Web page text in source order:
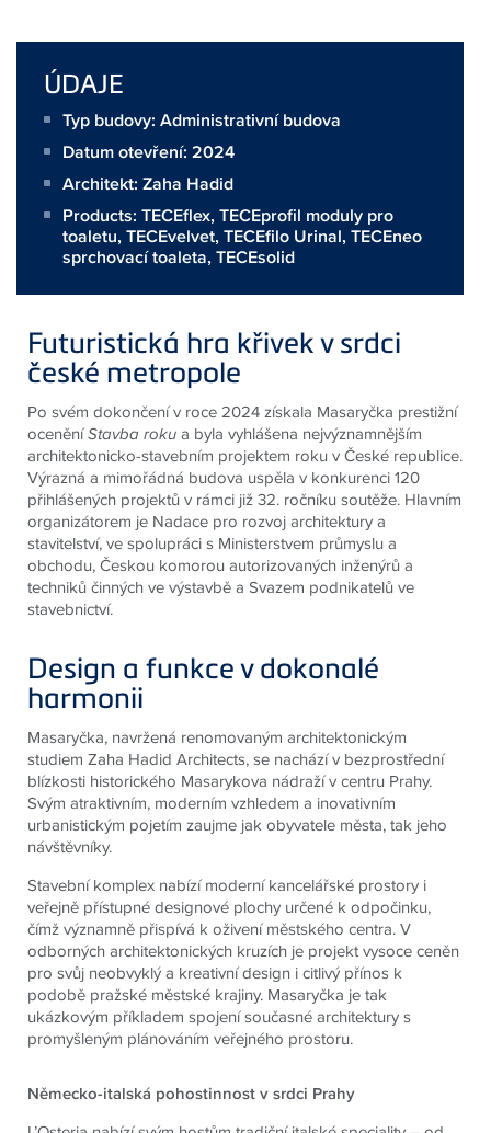
ÚDAJE
Typ budovy: Administrativní budova
Datum otevření: 2024
Architekt: Zaha Hadid
Products: TECEflex,TECEprofil moduly pro
toaletu,TECEvelvet,TECEfilo Urinal,TECEneo
sprchovací toaleta,TECEsolid
Futuristická hra křivek v srdci
české metropole
Po svém dokončení v roce 2024 získala Masaryčka prestižní
oceněníStavba rokua byla vyhlášena nejvýznamnějším
architektonicko-stavebním projektem roku v České republice.
Výrazná a mimořádná budova uspěla v konkurenci 120
přihlášených projektů v rámci již 32. ročníku soutěže. Hlavním
organizátorem je Nadace pro rozvoj architektury a
stavitelství, ve spolupráci s Ministerstvem průmyslu a
obchodu, Českou komorou autorizovaných inženýrů a
techniků činných ve výstavbě a Svazem podnikatelů ve
stavebnictví.
Design a funkce v dokonalé
harmonii
Masaryčka, navržená renomovaným architektonickým
studiem Zaha Hadid Architects, se nachází v bezprostřední
blízkosti historického Masarykova nádraží v centru Prahy.
Svým atraktivním, moderním vzhledem a inovativním
urbanistickým pojetím zaujme jak obyvatele města, tak jeho
návštěvníky.
Stavební komplex nabízí moderní kancelářské prostory i
veřejně přístupné designové plochy určené k odpočinku,
čímž významně přispívá k oživení městského centra. V
odborných architektonických kruzích je projekt vysoce ceněn
pro svůj neobvyklý a kreativní design i citlivý přínos k
podobě pražské městské krajiny. Masaryčka je tak
ukázkovým příkladem spojení současné architektury s
promyšleným plánováním veřejného prostoru.
Německo-italská pohostinnost v srdci Prahy